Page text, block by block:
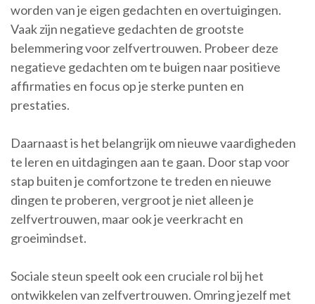
worden van je eigen gedachten en overtuigingen.
Vaak zijn negatieve gedachten de grootste
belemmering voor zelfvertrouwen. Probeer deze
negatieve gedachten om te buigen naar positieve
affirmaties en focus op je sterke punten en
prestaties.
Daarnaast is het belangrijk om nieuwe vaardigheden
te leren en uitdagingen aan te gaan. Door stap voor
stap buiten je comfortzone te treden en nieuwe
dingen te proberen, vergroot je niet alleen je
zelfvertrouwen, maar ook je veerkracht en
groeimindset.
Sociale steun speelt ook een cruciale rol bij het
ontwikkelen van zelfvertrouwen. Omring jezelf met